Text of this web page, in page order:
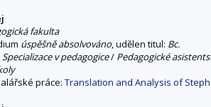
fakulta
úspěšně absolvováno, udělen titul: Bc.
Specializace v pedagogice/ Pedagogické
práce: Translation and Analysis of